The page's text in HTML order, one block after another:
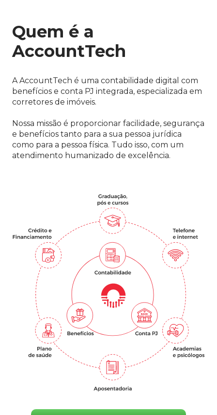
Quem é a
AccountTech
A AccountTech é uma contabilidade digital com
benefícios e conta PJ integrada, especializada em
corretores de imóveis.
Nossa missão é proporcionar facilidade, segurança
e benefícios tanto para a sua pessoa jurídica
como para a pessoa física. Tudo isso, com um
atendimento humanizado de excelência.